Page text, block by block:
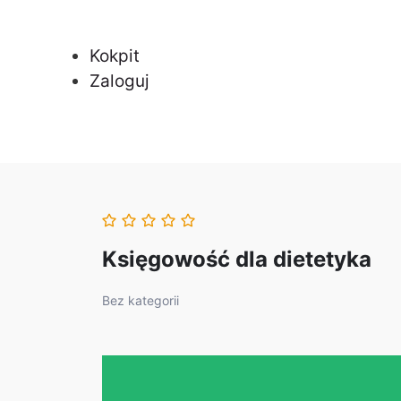
Kokpit
Zaloguj
Księgowość dla dietetyka
Bez kategorii